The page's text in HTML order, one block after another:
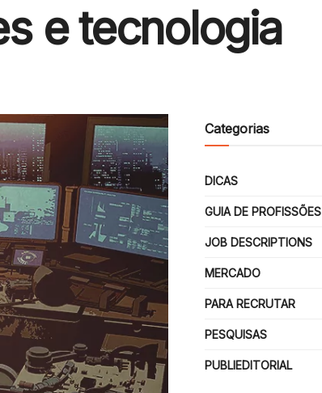
e tecnologia
Categorias
DICAS
GUIA DE PROFISSÕES
JOB DESCRIPTIONS
MERCADO
PARA RECRUTAR
PESQUISAS
PUBLIEDITORIAL